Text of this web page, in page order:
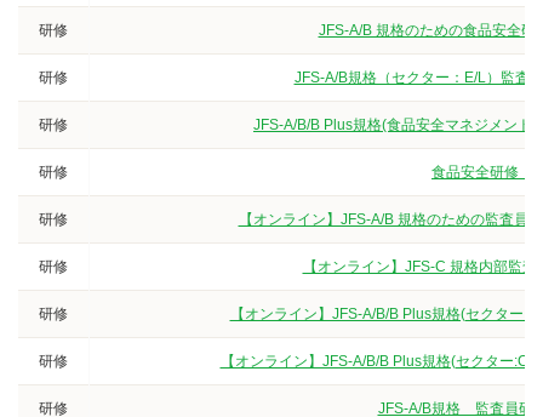
研修 JFS-A/B 規格のための食品安全
研修 JFS-A/B規格（セクター：E/L）監査
研修 JFS-A/B/B Plus規格(食品安全マネジメント
研修 食品安全研修（
研修 【オンライン】JFS-A/B 規格のための監査
研修 【オンライン】JFS-C 規格内部監
研修 【オンライン】JFS-A/B/B Plus規格(セクタ
研修 【オンライン】JFS-A/B/B Plus規格(セクター
研修 JFS-A/B規格 監査員研